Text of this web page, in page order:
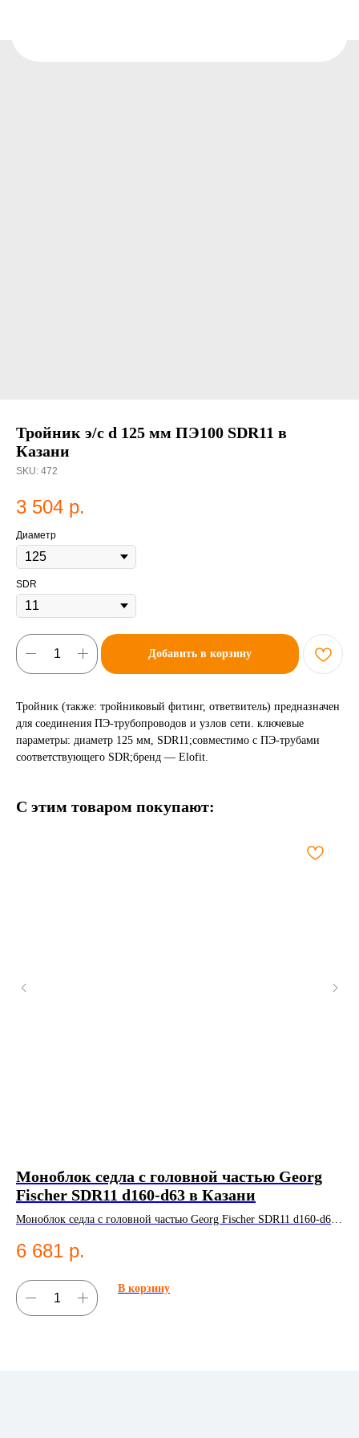
Тройник э/с d 125 мм ПЭ100 SDR11 в
Казани
SKU: 472
3 504 р.
Диаметр
SDR
Добавить в корзину
Тройник (также: тройниковый фитинг, ответвитель) предназначен
для соединения ПЭ-трубопроводов и узлов сети. ключевые
параметры: диаметр 125 мм, SDR11;совместимо с ПЭ-трубами
соответствующего SDR;бренд — Elofit.
С этим товаром покупают:
Моноблок седла с головной частью Georg
Fischer SDR11 d160-d63 в Казани
Моноблок седла с головной частью Georg Fischer SDR11 d160-d63.
6 681 р.
В корзину